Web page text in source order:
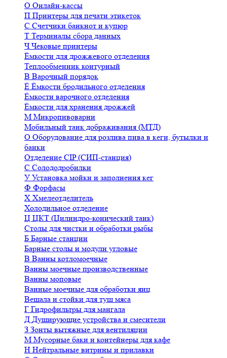
О Онлайн-кассы
П Принтеры для печати этикеток
С Счетчики банкнот и купюр
Т Терминалы сбора данных
ЧЧековые принтеры
Ёмкости для дрожжевого отделения
Теплообменник контурный
В Варочный порядок
Ё Ёмкости бродильного отделения
Ёмкости варочного отделения
Ёмкости для хранения дрожжей
М Микропивоварни
Мобильный танк дображивания (МТД)
О Оборудование для розлива пива в кеги, бутылки и
банки
Отделение CIP (СИП-станция)
С Солододробилки
У Установка мойки и заполнения кег
Ф Форфасы
Х Хмелеотделитель
Холодильное отделение
Ц ЦКТ (Цилиндро-конический танк)
Столы для чистки и обработки рыбы
Б Барные станции
Барные столы и модули угловые
В Ванны котломоечные
Ванны моечные производственные
Ванны моповые
Ванные моечные для обработки яиц
Вешала и стойки для туш мяса
Г Гидрофильтры для мангала
Д Душирующие устройства и смесители
З Зонты вытяжные для вентиляции
М Мусорные баки и контейнеры для кафе
Н Нейтральные витрины и прилавки